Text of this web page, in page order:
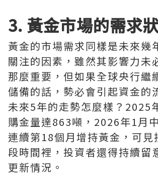
3. 黃金市場的需求
黃金的市場需求同樣是未來幾
關注的因素，雖然其影響力未
那麼重要，但如果全球央行繼
儲備的話，勢必會引起資金的
未來5年的走勢怎麼樣？2025
購金量達863噸，2026年1月
連續第18個月增持黃金，可見
段時間裡，投資者還得持續留
更新情況。